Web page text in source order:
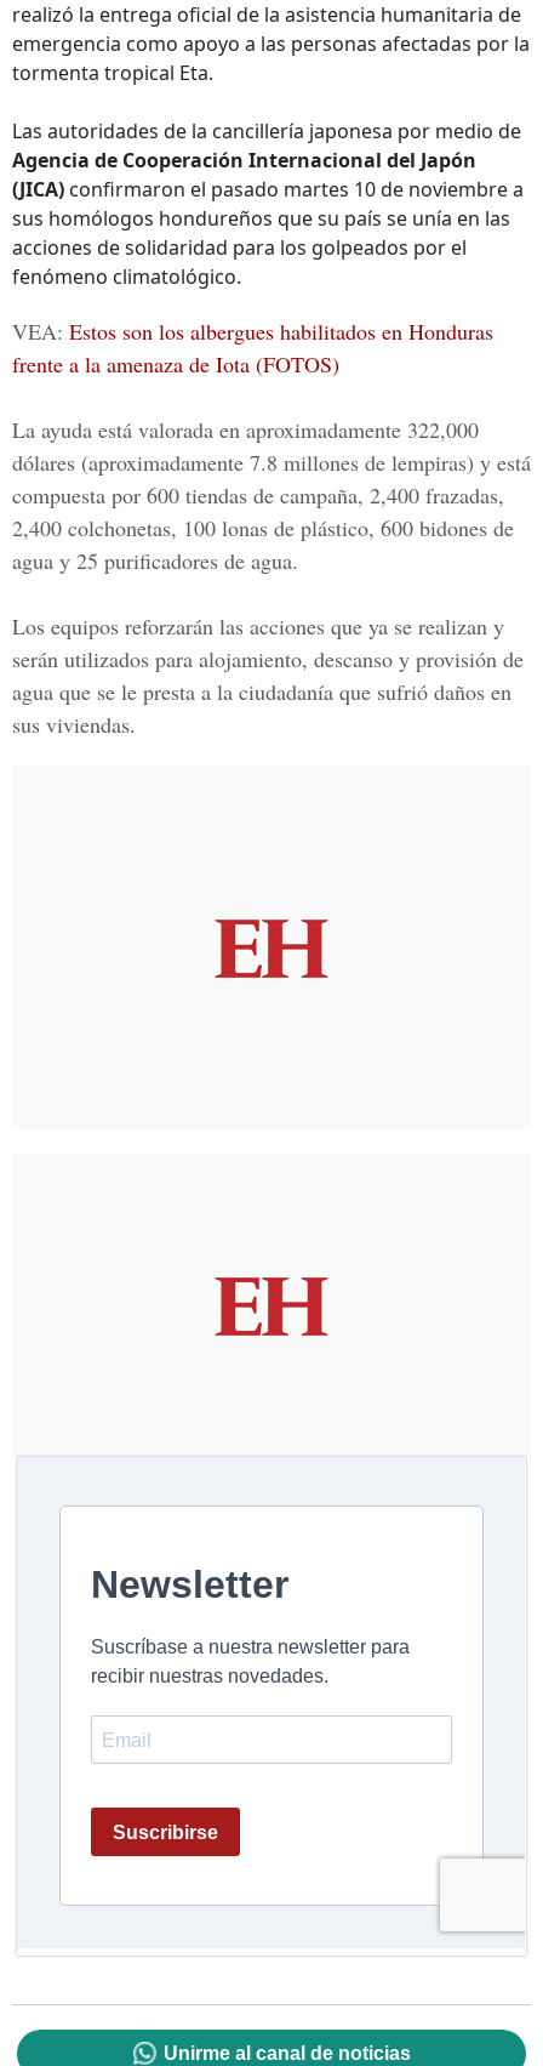
realizó la entrega oficial de la asistencia humanitaria de
emergencia como apoyo a las personas afectadas por la
tormenta tropical Eta.
Las autoridades de la cancillería japonesa por medio de
Agencia de Cooperación Internacional del Japón
(JICA) confirmaron el pasado martes 10 de noviembre a
sus homólogos hondureños que su país se unía en las
acciones de solidaridad para los golpeados por el
fenómeno climatológico.
VEA: Estos son los albergues habilitados en Honduras
frente a la amenaza de Iota (FOTOS)
La ayuda está valorada en aproximadamente 322,000
dólares (aproximadamente 7.8 millones de lempiras) y está
compuesta por 600 tiendas de campaña, 2,400 frazadas,
2,400 colchonetas, 100 lonas de plástico, 600 bidones de
agua y 25 purificadores de agua.
Los equipos reforzarán las acciones que ya se realizan y
serán utilizados para alojamiento, descanso y provisión de
agua que se le presta a la ciudadanía que sufrió daños en
sus viviendas.
Unirme al canal de noticias